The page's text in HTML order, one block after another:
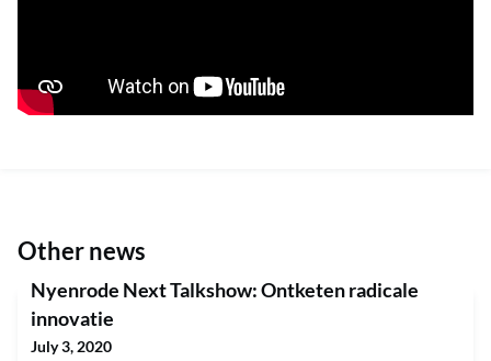
Other news
Nyenrode Next Talkshow: Ontketen radicale
innovatie
July 3, 2020